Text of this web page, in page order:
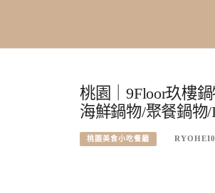
桃園｜9Floor玖樓
海鮮鍋物/聚餐鍋物
桃園美食小吃餐廳